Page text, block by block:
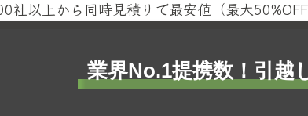
社以上から同時見積りで最安値（最大
業界No.1提携数！引越